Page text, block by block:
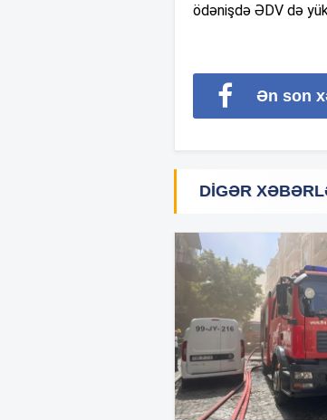
ödənişdə ƏDV də
Ən son
DIGƏR